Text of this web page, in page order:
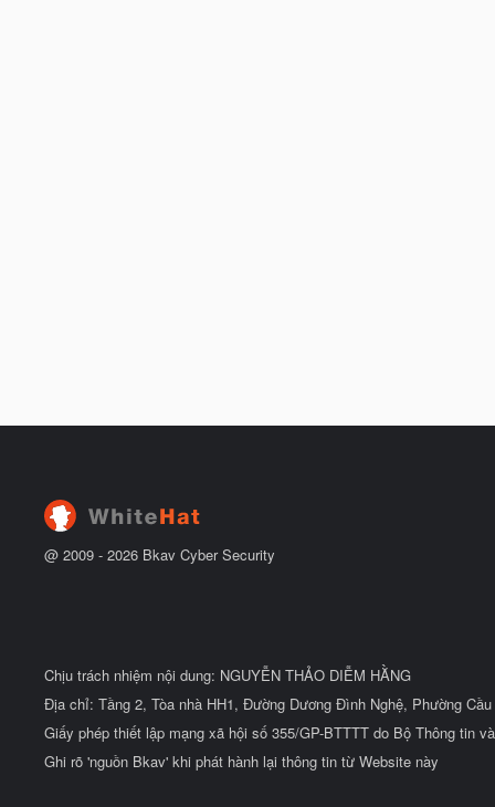
@ 2009 - 2026 Bkav Cyber Security
Chịu trách nhiệm nội dung: NGUYỄN THẢO DIỄM HẰNG
Địa chỉ: Tầng 2, Tòa nhà HH1, Đường Dương Đình Nghệ, Phường
Giấy phép thiết lập mạng xã hội số 355/GP-BTTTT do Bộ Thông tin
Ghi rõ 'nguồn Bkav' khi phát hành lại thông tin từ Website này